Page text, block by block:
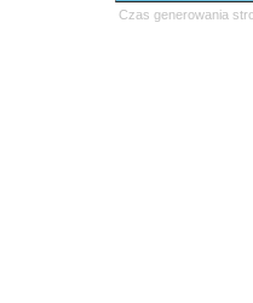
Czas generowania